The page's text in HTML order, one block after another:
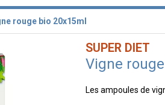
rouge bio 20x15ml
SUPER DIET
Vigne
Les ampoules de